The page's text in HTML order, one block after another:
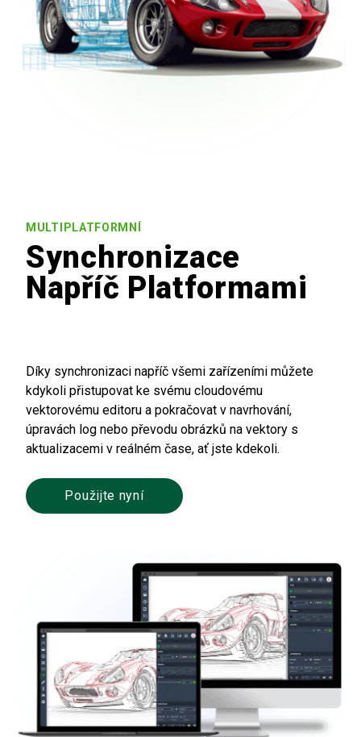
MULTIPLATFORMNÍ
Synchronizace
Napříč Platformami
Díky synchronizaci napříč všemi zařízeními můžete
kdykoli přistupovat ke svému cloudovému
vektorovému editoru a pokračovat v navrhování,
úpravách log nebo převodu obrázků na vektory s
aktualizacemi v reálném čase, ať jste kdekoli.
Použijte nyní